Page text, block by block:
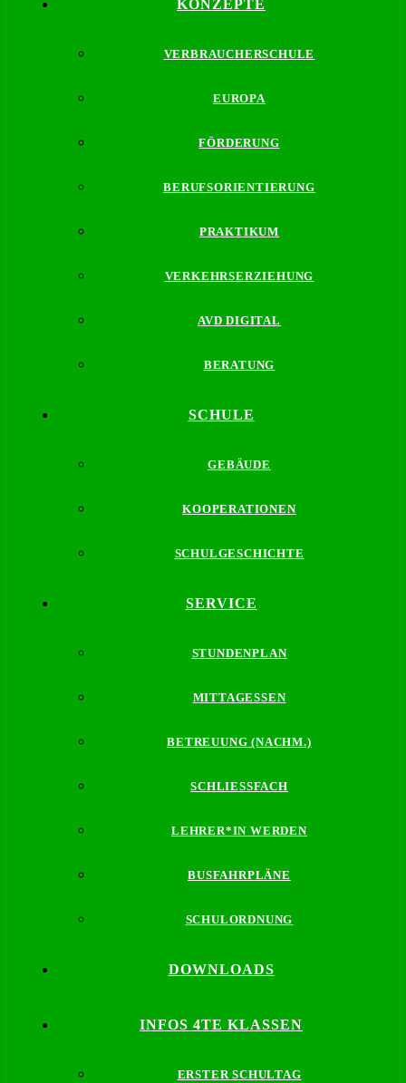
KONZEPTE
VERBRAUCHERSCHULE
EUROPA
FÖRDERUNG
BERUFSORIENTIERUNG
PRAKTIKUM
VERKEHRSERZIEHUNG
AVD DIGITAL
BERATUNG
SCHULE
GEBÄUDE
KOOPERATIONEN
SCHULGESCHICHTE
SERVICE
STUNDENPLAN
MITTAGESSEN
BETREUUNG (NACHM.)
SCHLIESSFACH
LEHRER*IN WERDEN
BUSFAHRPLÄNE
SCHULORDNUNG
DOWNLOADS
INFOS 4TE KLASSEN
ERSTER SCHULTAG